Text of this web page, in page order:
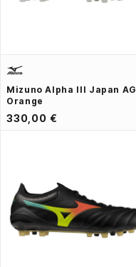
Mizuno Alpha III Japan AG
Orange
330,00 €